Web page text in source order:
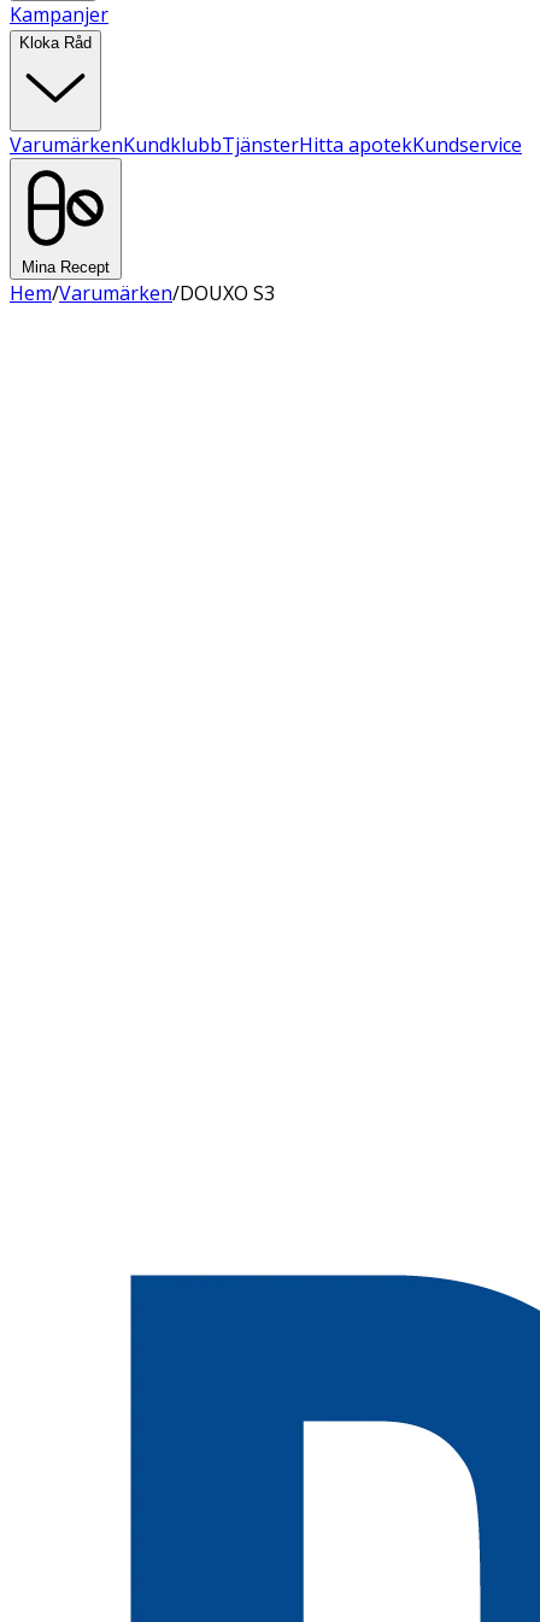
Kampanjer
Kloka Råd
VarumärkenKundklubbTjänsterHitta apotekKundservice
Mina Recept
Hem/Varumärken/DOUXO S3